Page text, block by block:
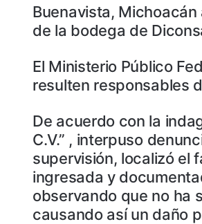
Buenavista,
de la bodega de
El Ministerio Público
resulten responsables
De acuerdo con la
C.V.” , interpuso
supervisión, localizó el
ingresada y
observando que no ha
causando así un daño